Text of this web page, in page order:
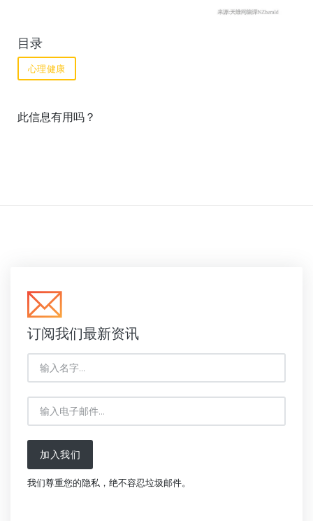
目录
心理健康
此信息有用吗？
订阅我们最新资讯
加入我们
我们尊重您的隐私，绝不容忍垃圾邮件。